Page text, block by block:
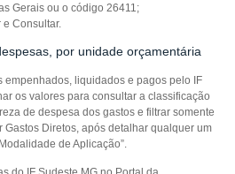
Gerais ou o código 26411;
e Consultar.
por unidade orçamentária
empenhados, liquidados e pagos pelo IF
os valores para consultar a classificação
de despesa dos gastos e filtrar somente
Diretos, após detalhar qualquer um
de Aplicação”.